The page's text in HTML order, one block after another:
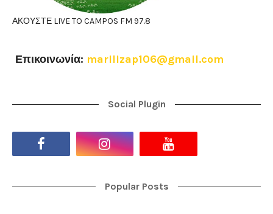
ΑΚΟΥΣΤΕ LIVE TO CAMPOS FM 97.8
Επικοινωνία: marilizap106@gmail.com
Social Plugin
Popular Posts